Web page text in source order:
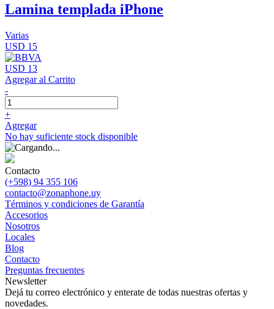
Lamina templada iPhone
Varias
USD 15
USD 13
Agregar al Carrito
-
+
Agregar
No hay suficiente stock disponible
Contacto
(+598) 94 355 106
contacto@zonaphone.uy
Términos y condiciones de Garantía
Accesorios
Nosotros
Locales
Blog
Contacto
Preguntas frecuentes
Newsletter
Dejá tu correo electrónico y enterate de todas nuestras ofertas y
novedades.